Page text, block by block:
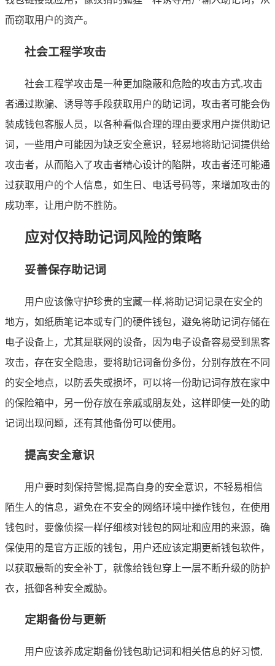
而窃取用户的资产。
社会工程学攻击
社会工程学攻击是一种更加隐蔽和危险的攻击方式,攻击
者通过欺骗、诱导等手段获取用户的助记词，攻击者可能会伪
装成钱包客服人员，以各种看似合理的理由要求用户提供助记
词，一些用户可能因为缺乏安全意识，轻易地将助记词提供给
攻击者，从而陷入了攻击者精心设计的陷阱，攻击者还可能通
过获取用户的个人信息，如生日、电话号码等，来增加攻击的
成功率，让用户防不胜防。
应对仅持助记词风险的策略
妥善保存助记词
用户应该像守护珍贵的宝藏一样,将助记词记录在安全的
地方，如纸质笔记本或专门的硬件钱包，避免将助记词存储在
电子设备上，尤其是联网的设备，因为电子设备容易受到黑客
攻击，存在安全隐患，要将助记词备份多份，分别存放在不同
的安全地点，以防丢失或损坏，可以将一份助记词存放在家中
的保险箱中，另一份存放在亲戚或朋友处，这样即使一处的助
记词出现问题，还有其他备份可以使用。
提高安全意识
用户要时刻保持警惕,提高自身的安全意识，不轻易相信
陌生人的信息，避免在不安全的网络环境中操作钱包，在使用
钱包时，要像侦探一样仔细核对钱包的网址和应用的来源，确
保使用的是官方正版的钱包，用户还应该定期更新钱包软件，
以获取最新的安全补丁，就像给钱包穿上一层不断升级的防护
衣，抵御各种安全威胁。
定期备份与更新
用户应该养成定期备份钱包助记词和相关信息的好习惯,